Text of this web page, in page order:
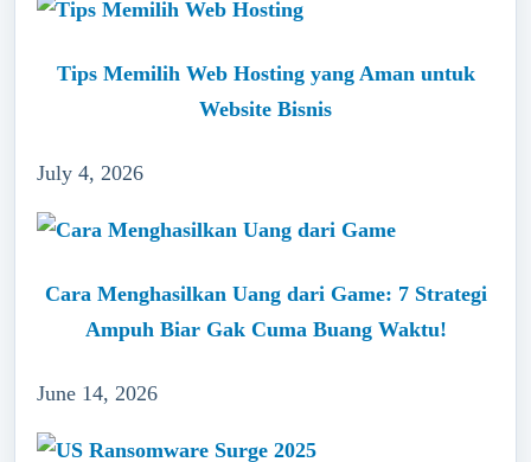
Tips Memilih Web Hosting yang Aman untuk
Website Bisnis
July 4, 2026
Cara Menghasilkan Uang dari Game: 7 Strategi
Ampuh Biar Gak Cuma Buang Waktu!
June 14, 2026